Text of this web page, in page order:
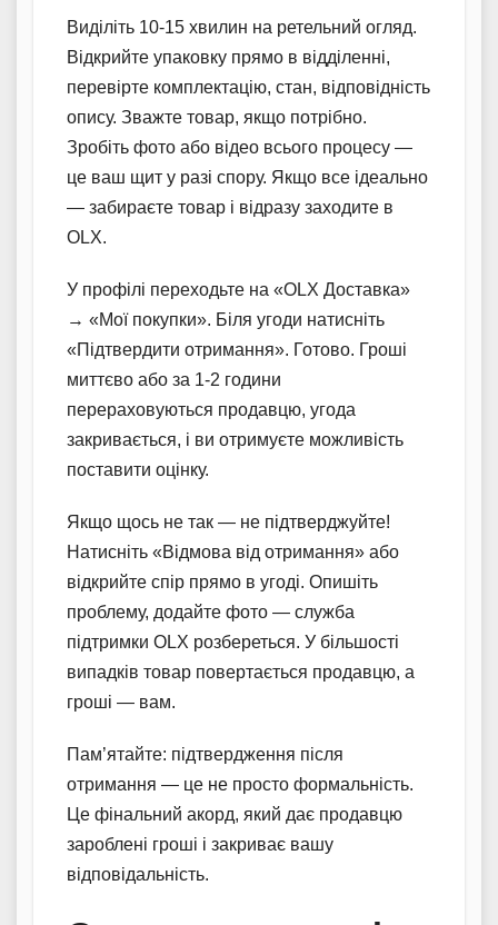
Виділіть 10-15 хвилин на ретельний огляд.
Відкрийте упаковку прямо в відділенні,
перевірте комплектацію, стан, відповідність
опису. Зважте товар, якщо потрібно.
Зробіть фото або відео всього процесу —
це ваш щит у разі спору. Якщо все ідеально
— забираєте товар і відразу заходите в
OLX.
У профілі переходьте на «OLX Доставка»
→ «Мої покупки». Біля угоди натисніть
«Підтвердити отримання». Готово. Гроші
миттєво або за 1-2 години
перераховуються продавцю, угода
закривається, і ви отримуєте можливість
поставити оцінку.
Якщо щось не так — не підтверджуйте!
Натисніть «Відмова від отримання» або
відкрийте спір прямо в угоді. Опишіть
проблему, додайте фото — служба
підтримки OLX розбереться. У більшості
випадків товар повертається продавцю, а
гроші — вам.
Пам’ятайте: підтвердження після
отримання — це не просто формальність.
Це фінальний акорд, який дає продавцю
зароблені гроші і закриває вашу
відповідальність.